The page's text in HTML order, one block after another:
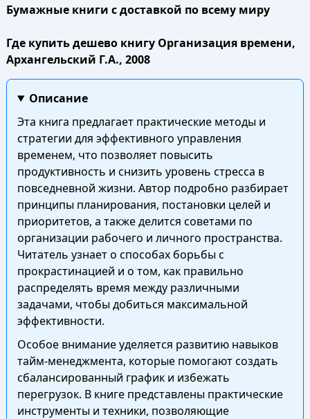
Бумажные книги с доставкой по всему миру
Где купить дешево книгу Организация времени,
Архангельский Г.А., 2008
Описание
Эта книга предлагает практические методы и
стратегии для эффективного управления
временем, что позволяет повысить
продуктивность и снизить уровень стресса в
повседневной жизни. Автор подробно разбирает
принципы планирования, постановки целей и
приоритетов, а также делится советами по
организации рабочего и личного пространства.
Читатель узнает о способах борьбы с
прокрастинацией и о том, как правильно
распределять время между различными
задачами, чтобы добиться максимальной
эффективности.
Особое внимание уделяется развитию навыков
тайм-менеджмента, которые помогают создать
сбалансированный график и избежать
перегрузок. В книге представлены практические
инструменты и техники, позволяющие